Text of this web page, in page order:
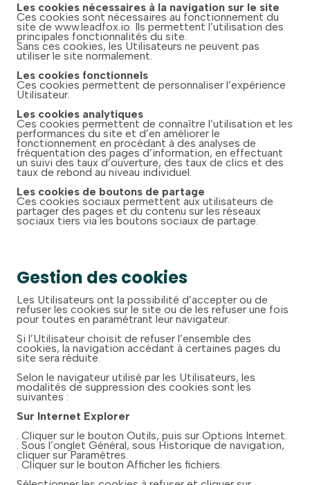
Les cookies nécessaires à la navigation sur le site
Ces cookies sont nécessaires au fonctionnement du
site de www.leadfox.io. Ils permettent l’utilisation des
principales fonctionnalités du site.
Sans ces cookies, les Utilisateurs ne peuvent pas
utiliser le site normalement.
Les cookies fonctionnels
Ces cookies permettent de personnaliser l’expérience
Utilisateur.
Les cookies analytiques
Ces cookies permettent de connaître l’utilisation et les
performances du site et d’en améliorer le
fonctionnement en procédant à des analyses de
fréquentation des pages d’information, en effectuant
un suivi des taux d’ouverture, des taux de clics et des
taux de rebond au niveau individuel.
Les cookies de boutons de partage
Ces cookies sociaux permettent aux utilisateurs de
partager des pages et du contenu sur les réseaux
sociaux tiers via les boutons sociaux de partage.
Gestion des cookies
Les Utilisateurs ont la possibilité d’accepter ou de
refuser les cookies sur le site ou de les refuser une fois
pour toutes en paramétrant leur navigateur.
Si l’Utilisateur choisit de refuser l’ensemble des
cookies, la navigation accédant à certaines pages du
site sera réduite.
Selon le navigateur utilisé par les Utilisateurs, les
modalités de suppression des cookies sont les
suivantes :
Sur Internet Explorer
. Cliquer sur le bouton Outils, puis sur Options Internet.
. Sous l’onglet Général, sous Historique de navigation,
cliquer sur Paramètres.
. Cliquer sur le bouton Afficher les fichiers.